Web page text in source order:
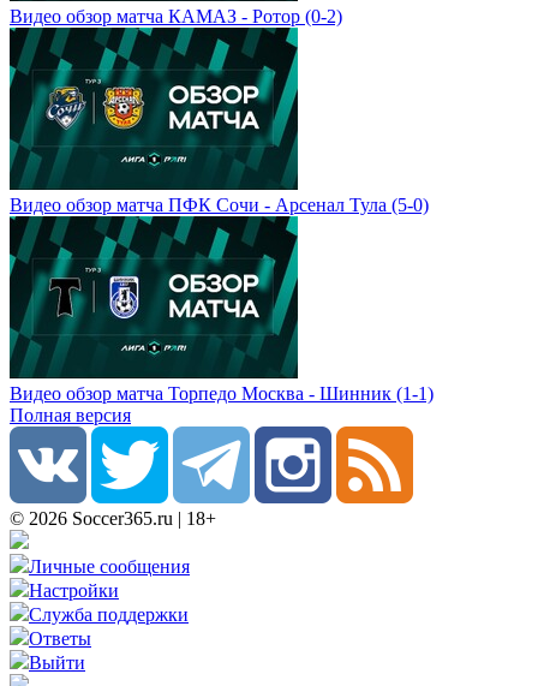
Видео обзор матча КАМАЗ - Ротор (0-2)
Видео обзор матча ПФК Сочи - Арсенал Тула (5-0)
Видео обзор матча Торпедо Москва - Шинник (1-1)
Полная версия
© 2026 Soccer365.ru | 18+
Личные сообщения
Настройки
Служба поддержки
Ответы
Выйти